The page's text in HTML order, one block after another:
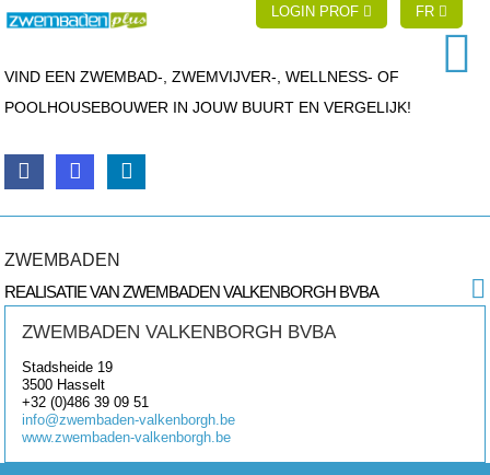
LOGIN PROF FR
VIND EEN ZWEMBAD-, ZWEMVIJVER-, WELLNESS- OF
POOLHOUSEBOUWER IN JOUW BUURT EN VERGELIJK!
ZWEMBADEN
REALISATIE VAN ZWEMBADEN VALKENBORGH BVBA
ZWEMBADEN VALKENBORGH BVBA
Stadsheide 19
3500 Hasselt
+32 (0)486 39 09 51
info@zwembaden-valkenborgh.be
www.zwembaden-valkenborgh.be